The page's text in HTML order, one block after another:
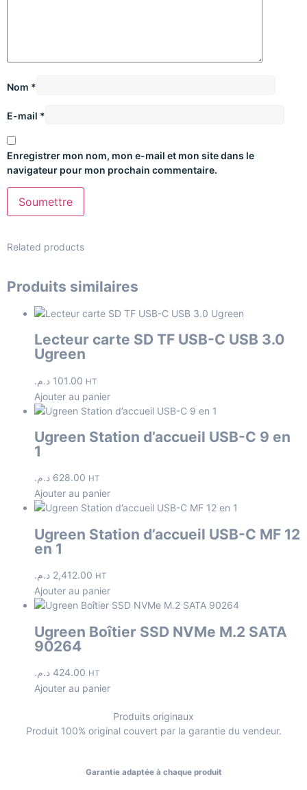
Nom *
E-mail *
Enregistrer mon nom, mon e-mail et mon site dans le
navigateur pour mon prochain commentaire.
Related products
Produits similaires
Lecteur carte SD TF USB-C USB 3.0
Ugreen
101.00 د.م. HT
Ajouter au panier
Ugreen Station d’accueil USB-C 9 en
1
628.00 د.م. HT
Ajouter au panier
Ugreen Station d’accueil USB-C MF 12
en 1
2,412.00 د.م. HT
Ajouter au panier
Ugreen Boîtier SSD NVMe M.2 SATA
90264
424.00 د.م. HT
Ajouter au panier
Produits originaux
Produit 100% original couvert par la garantie du vendeur.
Garantie adaptée à chaque produit